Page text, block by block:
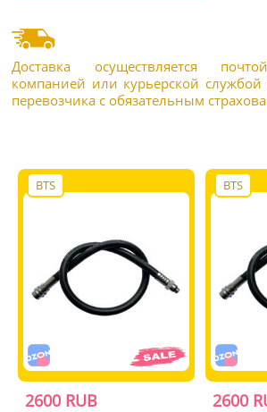
Доставка осуществляется
компанией или курьерской службой
перевозчика с обязательным
BTS
2600 RUB
BTS
2600